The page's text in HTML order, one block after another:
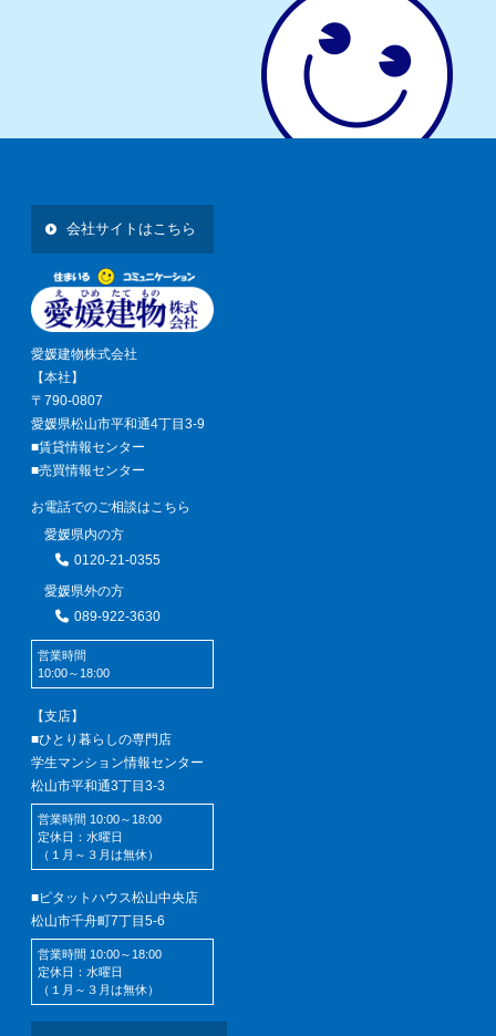
会社サイトはこちら
愛媛建物株式会社
【本社】
〒790-0807
愛媛県松山市平和通4丁目3-9
■賃貸情報センター
■売買情報センター
お電話でのご相談はこちら
愛媛県内の方
0120-21-0355
愛媛県外の方
089-922-3630
営業時間
10:00～18:00
【支店】
■ひとり暮らしの専門店
学生マンション情報センター
松山市平和通3丁目3-3
営業時間 10:00～18:00
定休日：水曜日
（１月～３月は無休）
■ピタットハウス松山中央店
松山市千舟町7丁目5-6
営業時間 10:00～18:00
定休日：水曜日
（１月～３月は無休）